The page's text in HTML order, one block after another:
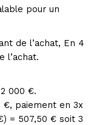
pour un
de l’achat, En 4
l’achat.
000 €.
paiement en 3x
= 507,50 € soit 3